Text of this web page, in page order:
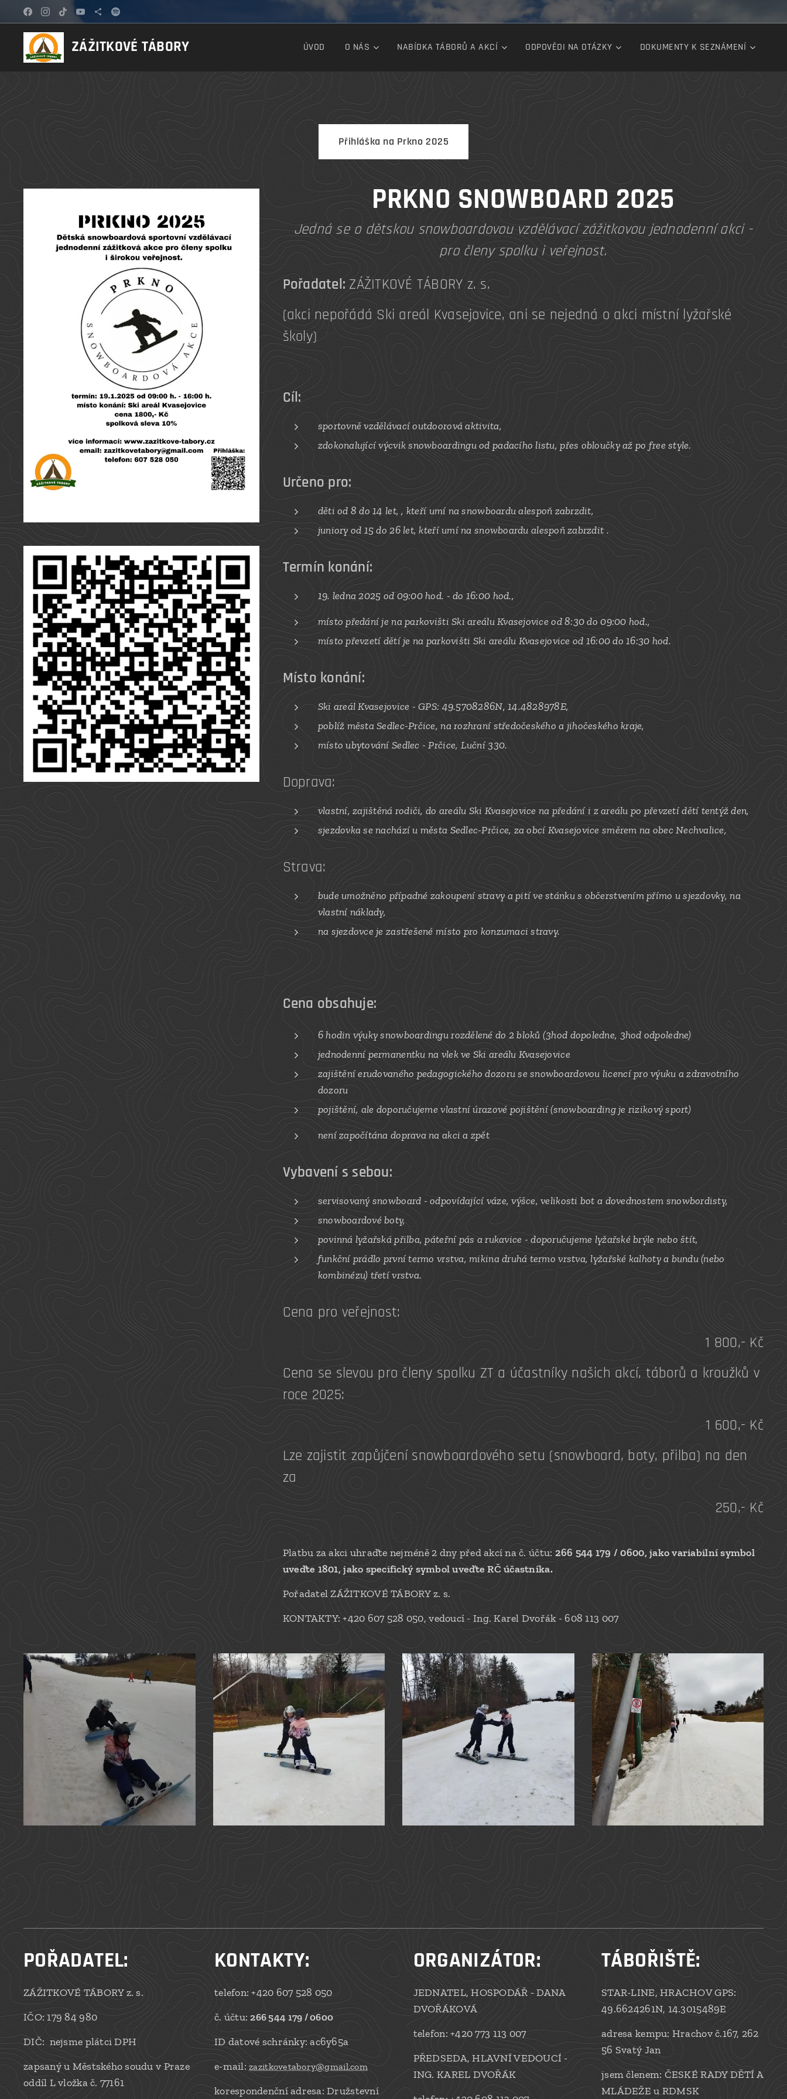
ZÁŽITKOVÉ TÁBORY ÚVOD O NÁS NABÍDKA TÁBORŮ A AKCÍ ODPOVĚDI NA OTÁZKY DOKUMENTY K SEZNÁMENÍ
Přihláška na Prkno 2025
PRKNO SNOWBOARD 2025
Jedná se o dětskou snowboardovou vzdělávací zážitkovou jednodenní akci -
pro členy spolku i veřejnost.
Pořadatel:ZÁŽITKOVÉ TÁBORY z. s.
(akci nepořádá Ski areál Kvasejovice, ani se nejedná o akci místní lyžařské
školy)
Cíl:
sportovně vzdělávací outdoorová aktivita,
zdokonalující výcviksnowboardingu od padacího listu, přes obloučky až po free style.
Určeno pro:
děti od 8 do 14 let,, kteří umí nasnowboardualespoň zabrzdit,
juniory od 15 do 26 let,kteří umí na snowboardu alespoň zabrzdit .
Termín konání:
19. ledna 2025 od 09:00 hod. - do 16:00 hod.,
místo předání je na parkovišti Ski areálu Kvasejovice od 8:30 do 09:00 hod.,
místo převzetí dětíje na parkovišti Ski areálu Kvasejovice od 16:00 do 16:30 hod.
Místo konání:
Ski areál Kvasejovice - GPS: 49.5708286N, 14.4828978E,
poblíž města Sedlec-Prčice, na rozhraní středočeského a jihočeského kraje,
místo ubytování Sedlec - Prčice, Luční 330.
Doprava:
vlastní, zajištěná rodiči, do areálu Ski Kvasejovice na předání i z areálu po převzetí dětí tentýž den,
sjezdovka se nachází u města Sedlec-Prčice, za obcí Kvasejovice směrem na obec Nechvalice,
Strava:
bude umožněno případné zakoupení stravy a pití ve stánku s občerstvením přímo u sjezdovky, na
vlastní náklady,
na sjezdovce je zastřešené místo pro konzumaci stravy.
Cena obsahuje:
6 hodin výuky snowboardingu rozdělené do 2 bloků (3hod dopoledne, 3hod odpoledne)
jednodenní permanentku na vlek ve Ski areálu Kvasejovice
zajištění erudovaného pedagogického dozoru se snowboardovou licencí pro výuku a zdravotního
dozoru
pojištění, ale doporučujeme vlastní úrazové pojištění (snowboarding je rizikový sport)
není započítána doprava na akci a zpět
Vybavení s sebou:
servisovaný snowboard - odpovídající váze, výšce, velikosti bot a dovednostem snowbordisty,
snowboardové boty,
povinná lyžařská přilba, páteřní pás a rukavice - doporučujeme lyžařské brýle nebo štít,
funkční prádlo první termo vrstva, mikina druhá termo vrstva, lyžařské kalhoty a bundu (nebo
kombinézu) třetí vrstva.
Cena pro veřejnost:
1 800,- Kč
Cena se slevou pro členy spolku ZT a účastníky našich akcí, táborů a kroužků v
roce 2025:
1 600,- Kč
Lze zajistit zapůjčení snowboardového setu (snowboard, boty, přilba) na den
za
250,- Kč
Platbu za akci uhraďte nejméně 2 dny před akcí na č. účtu: 266 544 179 / 0600, jako variabilní symbol
uveďte 1801,jako specifický symbol uveďte RČ účastníka.
Pořadatel ZÁŽITKOVÉ TÁBORY z. s.
KONTAKTY: +420 607 528 050, vedoucí - Ing. Karel Dvořák - 608 113 007
POŘADATEL:
ZÁŽITKOVÉ TÁBORY z. s.
IČO: 179 84 980
DIČ: nejsme plátci DPH
zapsaný u Městského soudu v Praze
oddíl L vložka č. 77161
KONTAKTY:
telefon: +420 607 528 050
č. účtu:266 544 179 / 0600
ID datové schránky: ac6y65a
e-mail:zazitkovetabory@gmail.com
korespondenční adresa: Družstevní
ORGANIZÁTOR:
JEDNATEL, HOSPODÁŘ - DANA
DVOŘÁKOVÁ
telefon: +420 773 113 007
PŘEDSEDA, HLAVNÍ VEDOUCÍ -
ING. KAREL DVOŘÁK
TÁBOŘIŠTĚ:
STAR-LINE, HRACHOV GPS:
49.6624261N, 14.3015489E
adresa kempu: Hrachov č.167, 262
56 Svatý Jan
jsem členem: ČESKÉ RADY DĚTÍ A
MLÁDEŽE u RDMSK